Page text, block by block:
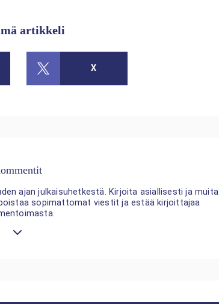
artikkeli
X
ajan julkaisuhetkestä. Kirjoita asiallisesti ja muita
sopimattomat viestit ja estää kirjoittajaa